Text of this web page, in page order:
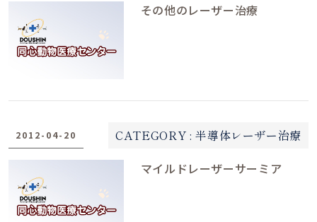
その他のレーザー治療
2012-04-20 CATEGORY :半導体レーザー治療
マイルドレーザーサーミア